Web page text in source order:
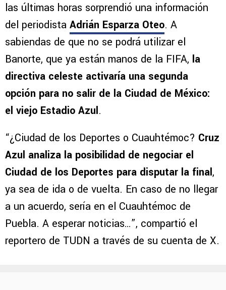
las últimas horas sorprendió una información
del periodista Adrián Esparza Oteo. A
sabiendas de que no se podrá utilizar el
Banorte, que ya están manos de la FIFA, la
directiva celeste activaría una segunda
opción para no salir de la Ciudad de México:
el viejo Estadio Azul.
“¿Ciudad de los Deportes o Cuauhtémoc? Cruz
Azul analiza la posibilidad de negociar el
Ciudad de los Deportes para disputar la final,
ya sea de ida o de vuelta. En caso de no llegar
a un acuerdo, sería en el Cuauhtémoc de
Puebla. A esperar noticias…”, compartió el
reportero de TUDN a través de su cuenta de X.